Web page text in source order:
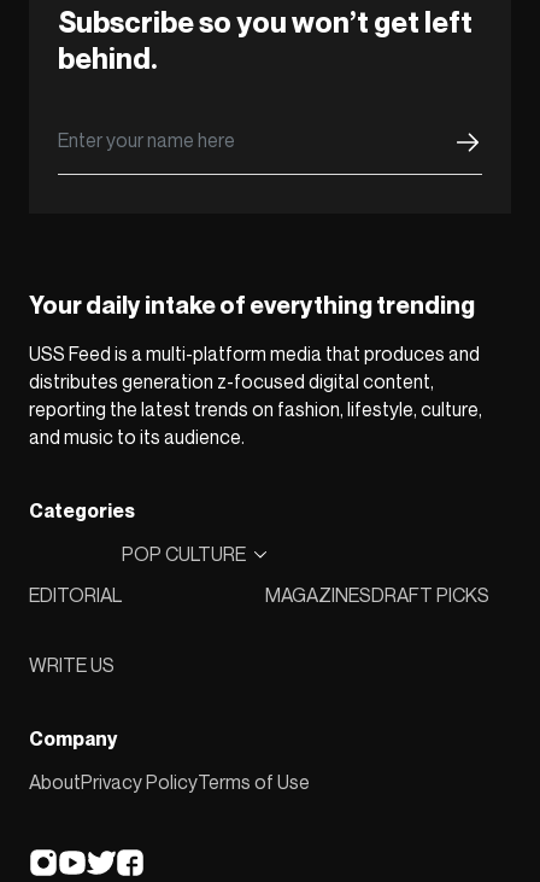
Subscribe so you won’t get left
behind.
Your daily intake of everything trending
USS Feed is a multi-platform media that produces and
distributes generation z-focused digital content,
reporting the latest trends on fashion, lifestyle, culture,
and music to its audience.
Categories
EDITORIAL
POP CULTURE
MAGAZINESDRAFT PICKS
WRITE US
Company
AboutPrivacy PolicyTerms of Use